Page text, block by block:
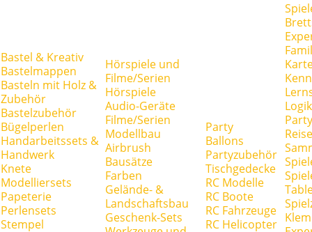
Bastel & Kreativ
Bastelmappen
Basteln mit Holz &
Zubehör
Bastelzubehör
Bügelperlen
Handarbeitssets &
Handwerk
Knete
Modelliersets
Papeterie
Perlensets
Stempel
Hörspiele und
Filme/Serien
Hörspiele
Audio-Geräte
Filme/Serien
Modellbau
Airbrush
Bausätze
Farben
Gelände- &
Landschaftsbau
Geschenk-Sets
Party
Ballons
Partyzubehör
Tischgedecke
RC Modelle
RC Boote
RC Fahrzeuge
RC Helicopter